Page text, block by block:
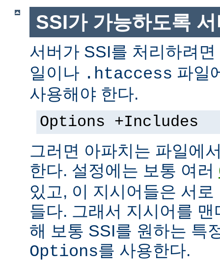
SSI가 가능하도록
서버가 SSI를 처리하려면
일이나 .htaccess 파일
사용해야 한다.
Options +Includes
그러면 아파치는 파일에
한다. 설정에는 보통 여러
있고, 이 지시어들은 서
들다. 그래서 지시어를
해 보통 SSI를 원하는 특
Options를 사용한다.